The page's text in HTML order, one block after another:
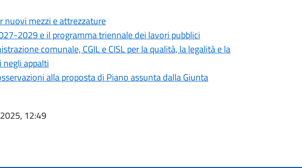
nuovi mezzi e attrezzature
2029 e il programma triennale dei lavori pubblici
comunale, CGIL e CISL per la qualità, la legalità e la
appalti
alla proposta di Piano assunta dalla Giunta
12:49